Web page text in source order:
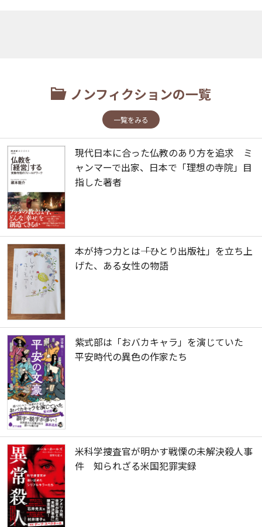
ノンフィクションの一覧
一覧をみる
現代日本に合った仏教のあり方を追求 ミ
ャンマーで出家、日本で「理想の寺院」目
指した著者
本が持つ力とは――「ひとり出版社」を立ち上
げた、ある女性の物語
紫式部は「おバカキャラ」を演じていた
平安時代の異色の作家たち
米科学捜査官が明かす戦慄の未解決殺人事
件 知られざる米国犯罪実録